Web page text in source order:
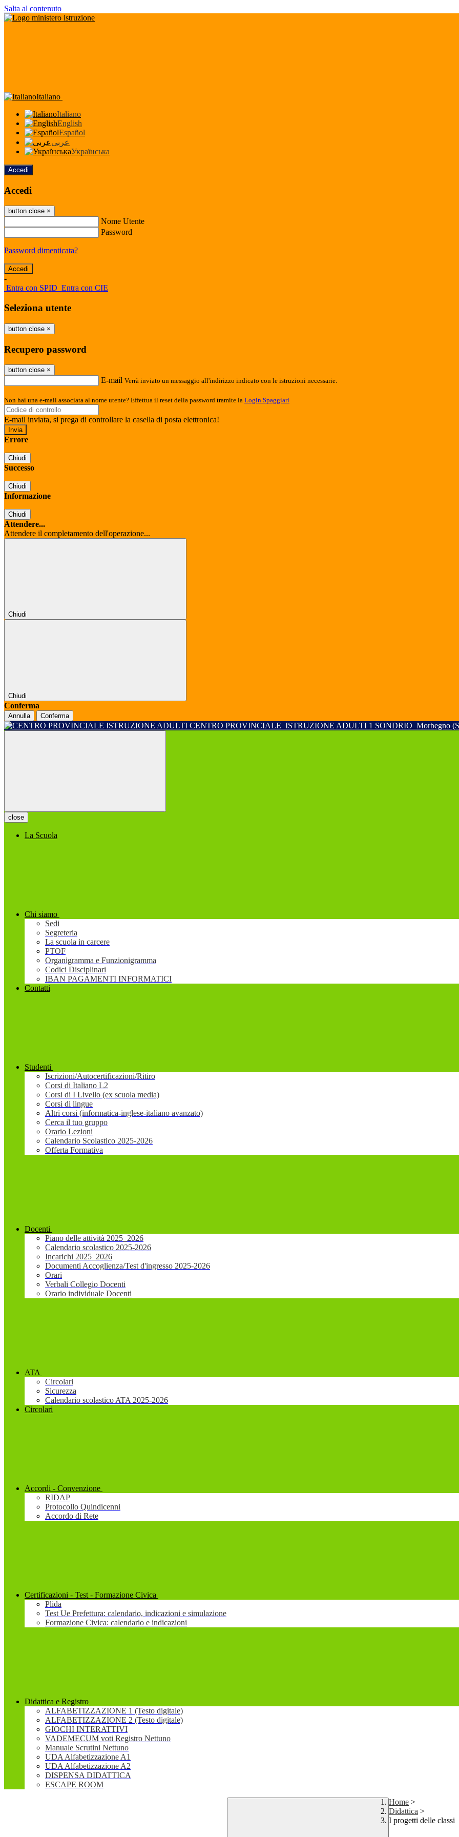
Salta al contenuto
Italiano
Italiano
English
Español
عربى
Українська
Accedi
Accedi
button close ×
Nome Utente
Password
Password dimenticata?
-
Entra con SPID Entra con CIE
Seleziona utente
button close ×
Recupero password
button close ×
E-mail Verrà inviato un messaggio all'indirizzo indicato con le istruzioni necessarie.
Non hai una e-mail associata al nome utente? Effettua il reset della password tramite la Login Spaggiari
E-mail inviata, si prega di controllare la casella di posta elettronica!
Errore
Chiudi
Successo
Chiudi
Informazione
Chiudi
Attendere...
Attendere il completamento dell'operazione...
Chiudi
Chiudi
Conferma
Annulla Conferma
CENTRO PROVINCIALE ISTRUZIONE ADULTI 1 SONDRIO Morbegno
close
La Scuola
Chi siamo
Sedi
Segreteria
La scuola in carcere
PTOF
Organigramma e Funzionigramma
Codici Disciplinari
IBAN PAGAMENTI INFORMATICI
Contatti
Studenti
Iscrizioni/Autocertificazioni/Ritiro
Corsi di Italiano L2
Corsi di I Livello (ex scuola media)
Corsi di lingue
Altri corsi (informatica-inglese-italiano avanzato)
Cerca il tuo gruppo
Orario Lezioni
Calendario Scolastico 2025-2026
Offerta Formativa
Docenti
Piano delle attività 2025_2026
Calendario scolastico 2025-2026
Incarichi 2025_2026
Documenti Accoglienza/Test d'ingresso 2025-2026
Orari
Verbali Collegio Docenti
Orario individuale Docenti
ATA
Circolari
Sicurezza
Calendario scolastico ATA 2025-2026
Circolari
Accordi - Convenzione
RIDAP
Protocollo Quindicenni
Accordo di Rete
Certificazioni - Test - Formazione Civica
Plida
Test Ue Prefettura: calendario, indicazioni e simulazione
Formazione Civica: calendario e indicazioni
Didattica e Registro
ALFABETIZZAZIONE 1 (Testo digitale)
ALFABETIZZAZIONE 2 (Testo digitale)
GIOCHI INTERATTIVI
VADEMECUM voti Registro Nettuno
Manuale Scrutini Nettuno
UDA Alfabetizzazione A1
UDA Alfabetizzazione A2
DISPENSA DIDATTICA
ESCAPE ROOM
Home >
Didattica >
I progetti delle classi